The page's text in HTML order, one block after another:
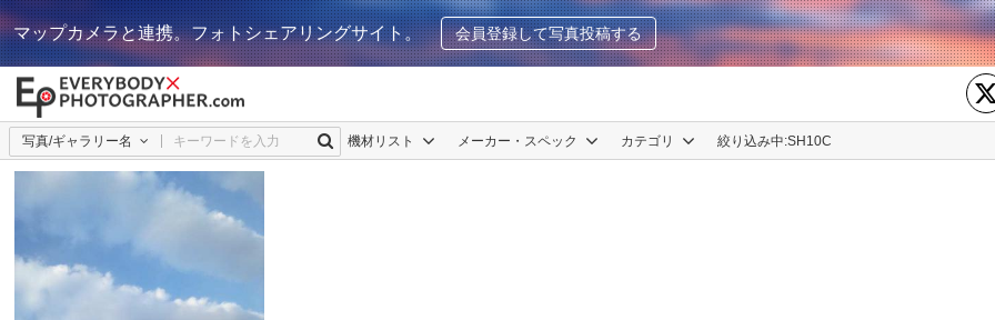
マップカメラと連携。フォトシェアリングサイト。 会員登録して写真投稿する
写真/ギャラリー名 機材リスト メーカー・スペック カテゴリ 絞り込み中:SH10C